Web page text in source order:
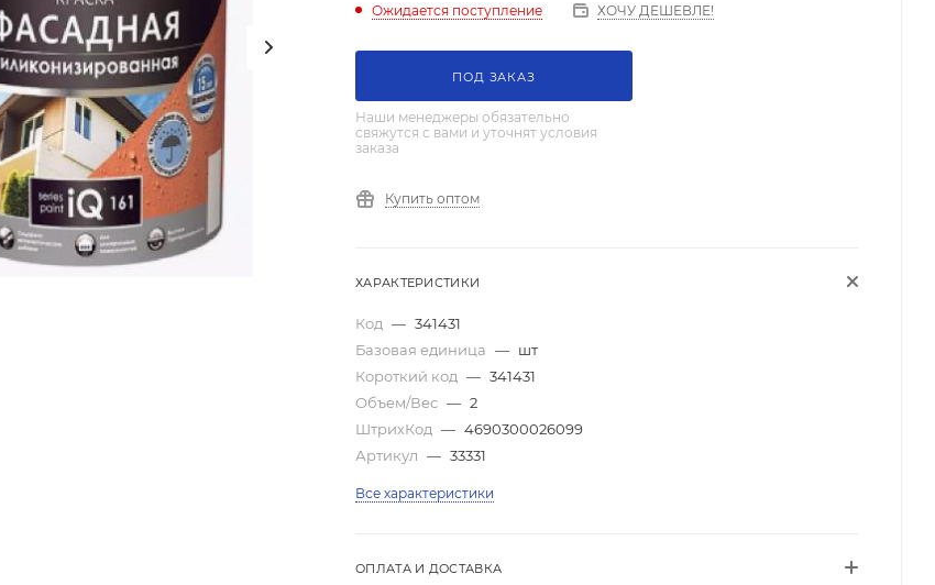
Ожидается поступление ХОЧУ ДЕШЕВЛЕ!
ПОД ЗАКАЗ
Наши менеджеры обязательно
свяжутся с вами и уточнят условия
заказа
Купить оптом
ХАРАКТЕРИСТИКИ
Код — 341431
Базовая единица — шт
Короткий код — 341431
Объем/Вес — 2
ШтрихКод — 4690300026099
Артикул — 33331
Все характеристики
ОПЛАТА И ДОСТАВКА